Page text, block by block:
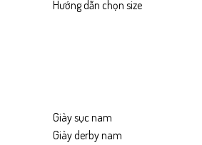
Hướng dẫn chọn size
Giày sục nam
Giày derby nam